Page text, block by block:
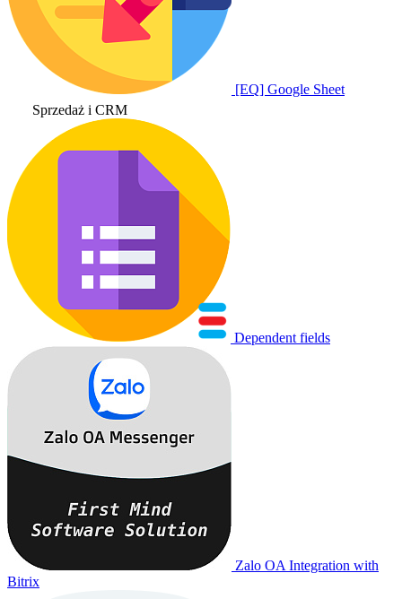
[EQ] Google Sheet
Sprzedaż i CRM
Dependent fields
Zalo OA Integration with
Bitrix